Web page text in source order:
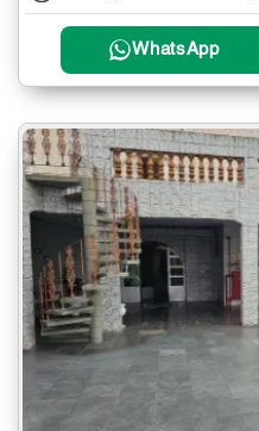
WhatsApp